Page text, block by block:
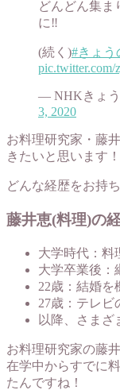
どんどん集ま
に‼
(続く)#きょう
pic.twitter.com/
— NHKきょう
3, 2020
お料理研究家・藤
きたいと思います！
どんな経歴をお持
藤井恵(料理)の
大学時代：料
大学卒業後：
22歳：結婚を
27歳：テレビ
以降、さまざ
お料理研究家の藤
在学中からすでに
たんですね！